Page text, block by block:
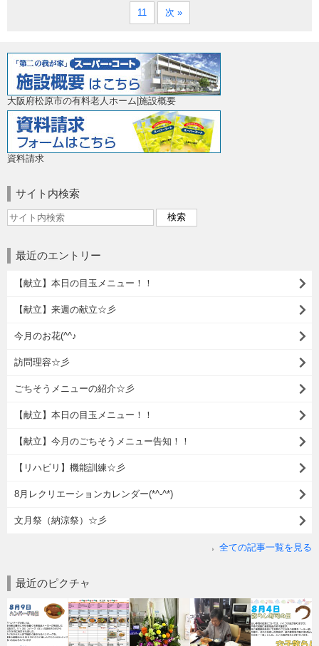
11 次 »
大阪府松原市の有料老人ホーム|施設概要
資料請求
サイト内検索
最近のエントリー
【献立】本日の目玉メニュー！！
【献立】来週の献立☆彡
今月のお花(^^♪
訪問理容☆彡
ごちそうメニューの紹介☆彡
【献立】本日の目玉メニュー！！
【献立】今月のごちそうメニュー告知！！
【リハビリ】機能訓練☆彡
8月レクリエーションカレンダー(*^-^*)
文月祭（納涼祭）☆彡
全ての記事一覧を見る
最近のピクチャ